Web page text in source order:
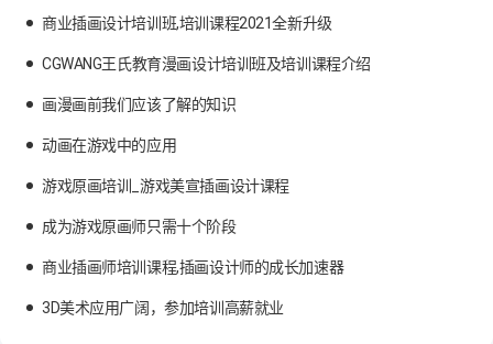
商业插画设计培训班,培训课程2021全新升级
CGWANG王氏教育漫画设计培训班及培训课程介绍
画漫画前我们应该了解的知识
动画在游戏中的应用
游戏原画培训_游戏美宣插画设计课程
成为游戏原画师只需十个阶段
商业插画师培训课程,插画设计师的成长加速器
3D美术应用广阔，参加培训高薪就业